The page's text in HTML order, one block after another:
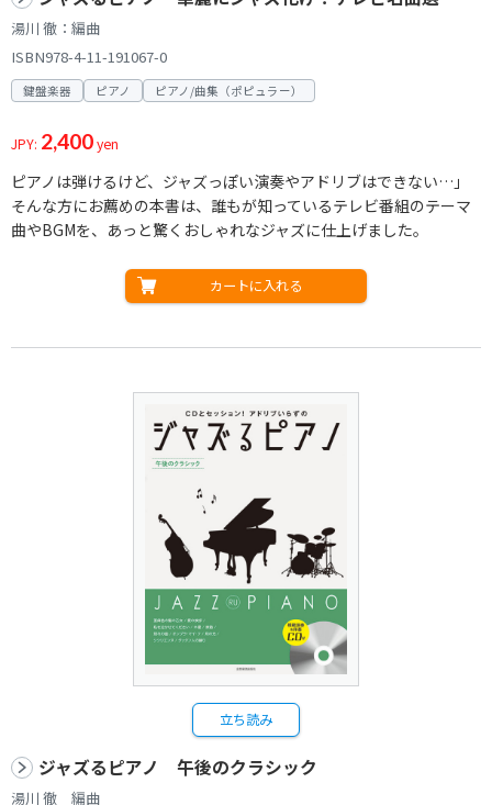
湯川 徹：編曲
ISBN978-4-11-191067-0
鍵盤楽器 ピアノ ピアノ/曲集（ポピュラー）
JPY: 2,400yen
ピアノは弾けるけど、ジャズっぽい演奏やアドリブはできない…」
そんな方にお薦めの本書は、誰もが知っているテレビ番組のテーマ
曲やBGMを、あっと驚くおしゃれなジャズに仕上げました。
カートに入れる
立ち読み
ジャズるピアノ 午後のクラシック
湯川 徹 編曲